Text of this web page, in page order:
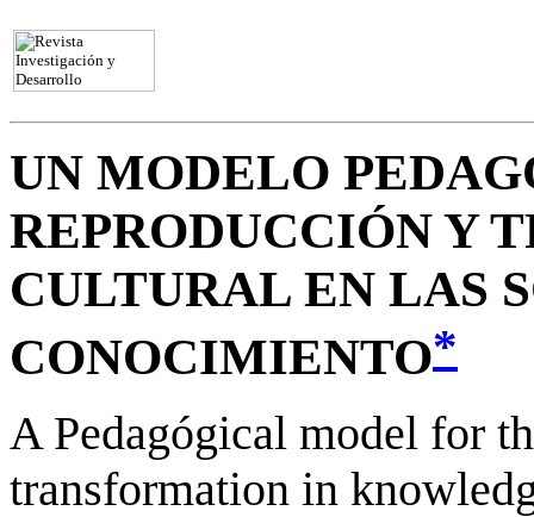
UN MODELO
REPRODUCCIÓN Y
CULTURAL EN LAS
CONOCIMIENTO*
A Pedagógical model for
transformation in